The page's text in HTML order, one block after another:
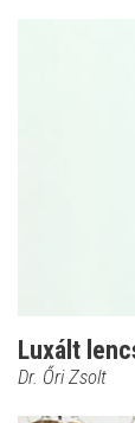
Luxált
Dr. Őri Zsolt